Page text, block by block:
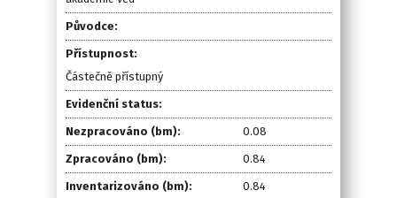
Původce:
Přístupnost:
Částečně přístupný
Evidenční status:
Nezpracováno (bm): 0.08
Zpracováno (bm): 0.84
Inventarizováno (bm): 0.84